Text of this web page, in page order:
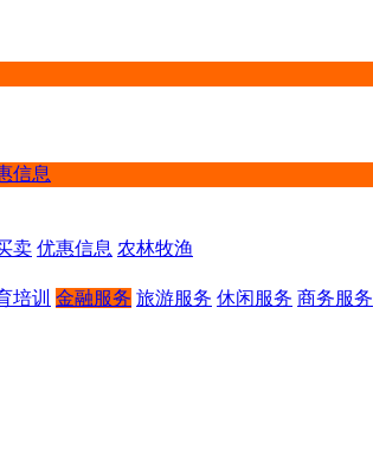
信息
卖 优惠信息 农林牧渔
培训 金融服务 旅游服务 休闲服务 商务服务